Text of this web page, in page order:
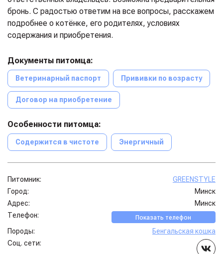
бронь. С радостью ответим на все вопросы, расскажем
подробнее о котёнке, его родителях, условиях
содержания и приобретения.
Документы питомца:
Ветеринарный паспорт Прививки по возрасту
Договор на приобретение
Особенности питомца:
Содержится в чистоте Энергичный
Питомник:
GREENSTYLE
Город:
Минск
Адрес:
Минск
Телефон:
Показать телефон
Породы:
Бенгальская кошка
Соц. сети: